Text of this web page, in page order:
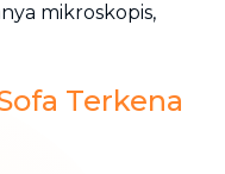
mikroskopis,
Terkena